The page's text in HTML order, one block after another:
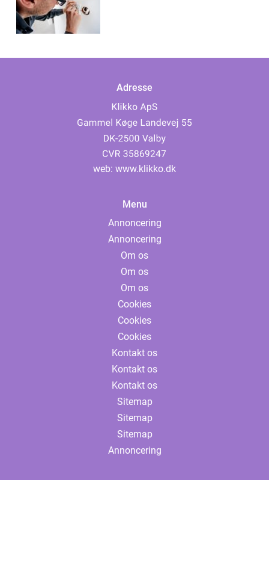
Adresse
web: www.klikko.dk
Menu
Annoncering
Annoncering
Om os
Om os
Om os
Cookies
Cookies
Cookies
Kontakt os
Kontakt os
Kontakt os
Sitemap
Sitemap
Sitemap
Annoncering